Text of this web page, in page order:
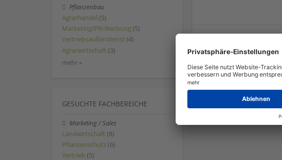
Pflanzenbau
Agrarhandel (5)
Marketing/PR/Werbung (5)
Vertriebsaußendienst (4)
Agrarwirtschaft (3)
mehr »
GESUCHTE FACHBEREICHE
Marketing / Sales
Landwirtschaft (8)
Pflanzenschutz (6)
Vertrieb (5)